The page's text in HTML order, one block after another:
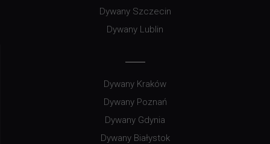
Dywany Szczecin
Dywany Lublin
Dywany Kraków
Dywany Poznań
Dywany Gdynia
Dywany Białystok